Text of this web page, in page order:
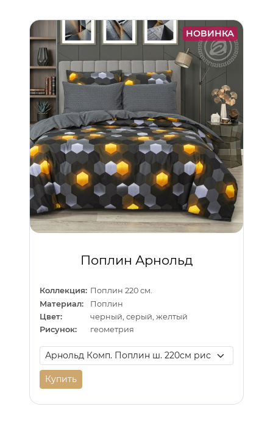
НОВИНКА
Поплин Арнольд
Коллекция: Поплин 220 см.
Материал:
Поплин
Цвет:
черный, серый, желтый
Рисунок:
геометрия
Купить